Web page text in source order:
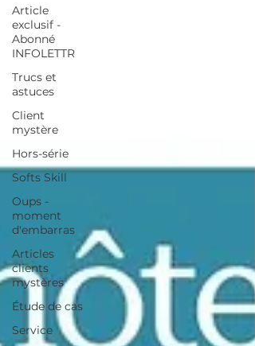
Article
exclusif -
Abonné
INFOLETTR
Trucs et
astuces
Client
mystère
Hors-série
Softs Skill
Oups -
moment
d'embarras
Articles
clients
mystères
Étude de cas
Service